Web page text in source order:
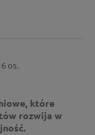
os.
które
rozwija w